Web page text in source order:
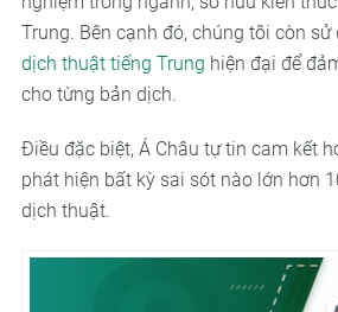
Trung. Bên cạnh đó, chúng tôi còn sử
dịch thuật tiếng Trung hiện đại để
cho từng bản dịch.
Điều đặc biệt, Á Châu tự tin cam kết
phát hiện bất kỳ sai sót nào lớn hơn
dịch thuật.